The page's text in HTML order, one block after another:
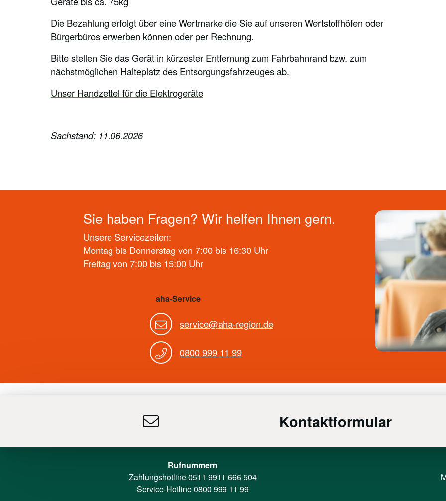
Die Bezahlung erfolgt über eine Wertmarke die Sie auf unseren Wertstoffhöfen oder
Bürgerbüros erwerben können oder per Rechnung.
Bitte stellen Sie das Gerät in kürzester Entfernung zum Fahrbahnrand bzw. zum
nächstmöglichen Halteplatz des Entsorgungsfahrzeuges ab.
Unser Handzettel für die Elektrogeräte
Sachstand: 11.06.2026
Sie haben Fragen? Wir helfen Ihnen gern.
Unsere Servicezeiten:
Montag bis Donnerstag von 7:00 bis 16:30 Uhr
Freitag von 7:00 bis 15:00 Uhr
aha-Service
service@aha-region.de
0800 999 11 99
Kontaktformular
Rufnummern
Zahlungshotline0511 9911 666 504
Service-Hotline0800 999 11 99